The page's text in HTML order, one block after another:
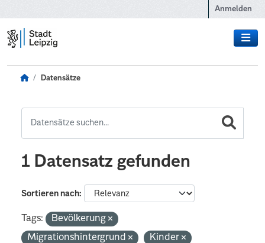
Anmelden
Datensätze
1 Datensatz gefunden
Sortieren nach
Tags:
Bevölkerung
Migrationshintergrund
Kinder